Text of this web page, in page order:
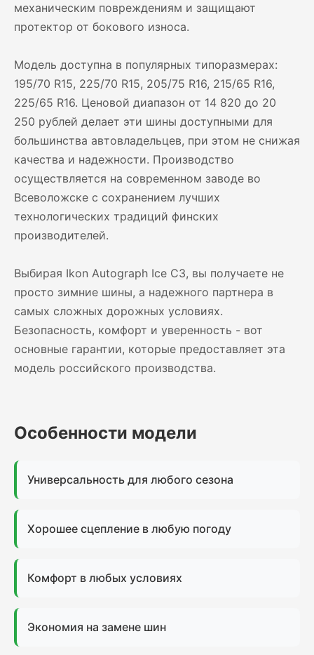
механическим повреждениям и защищают
протектор от бокового износа.
Модель доступна в популярных типоразмерах:
195/70 R15, 225/70 R15, 205/75 R16, 215/65 R16,
225/65 R16. Ценовой диапазон от 14 820 до 20
250 рублей делает эти шины доступными для
большинства автовладельцев, при этом не снижая
качества и надежности. Производство
осуществляется на современном заводе во
Всеволожске с сохранением лучших
технологических традиций финских
производителей.
Выбирая Ikon Autograph Ice C3, вы получаете не
просто зимние шины, а надежного партнера в
самых сложных дорожных условиях.
Безопасность, комфорт и уверенность - вот
основные гарантии, которые предоставляет эта
модель российского производства.
Особенности модели
Универсальность для любого сезона
Хорошее сцепление в любую погоду
Комфорт в любых условиях
Экономия на замене шин